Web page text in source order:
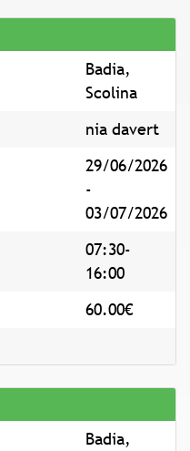
Badia,
Scolina
nia davert
29/06/2026
-
03/07/2026
07:30-
16:00
60.00€
Badia,